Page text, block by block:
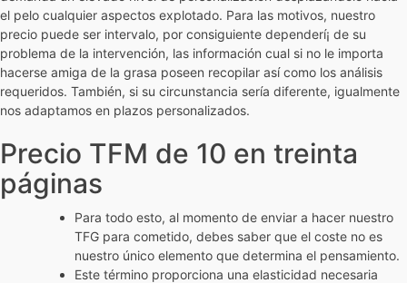
el pelo cualquier aspectos explotado. Para las motivos, nuestro
precio puede ser intervalo, por consiguiente dependerí¡ de su
problema de la intervención, las información cual si no le importa
hacerse amiga de la grasa poseen recopilar así­ como los análisis
requeridos. También, si su circunstancia serí­a diferente, igualmente
nos adaptamos en plazos personalizados.
Precio TFM de 10 en treinta
páginas
Para todo esto, al momento de enviar a hacer nuestro
TFG para cometido, debes saber que el coste no es
nuestro único elemento que determina el pensamiento.
Este término proporciona una elasticidad necesaria